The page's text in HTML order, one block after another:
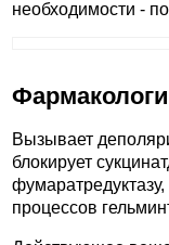
необходимости -
Вызывает
блокирует
процессов